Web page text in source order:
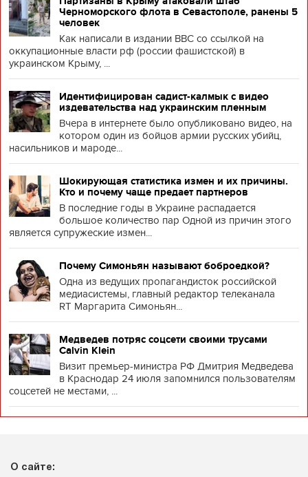
Черноморского флота в Севастополе, ранены 5
человек
Как написали в издании BBC со ссылкой на
оккупационные власти рф (россии фашистской) в
украинском Крыму, ...
Идентифицирован садист-калмык с видео
издевательства над украинским пленным
Вчера в интернете было опубликовано видео, на
котором один из бойцов армии русских убийц,
насильников и мароде...
Шокирующая статистика измен и их причины.
Кто и почему чаще предает партнеров
В последние годы в Украине распадается
большое количество пар Одной из причин этого
является супружеские измен...
Почему Симоньян называют боброедкой?
Одна из ведущих пропагандисток российской
медиасистемы, главный редактор телеканала
RT Маргарита Симоньян...
Медведев потряс соцсети своими трусами
Calvin Klein
Визит премьер-министра РФ Дмитрия Медведева
в Краснодар 24 июля запомнился пользователям
соцсетей не местами, ...
О сайте: